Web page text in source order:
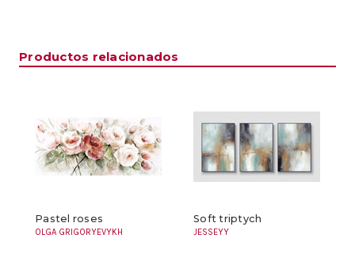
Productos relacionados
Pastel roses
OLGA GRIGORYEVYKH
Soft triptych
JESSEYY